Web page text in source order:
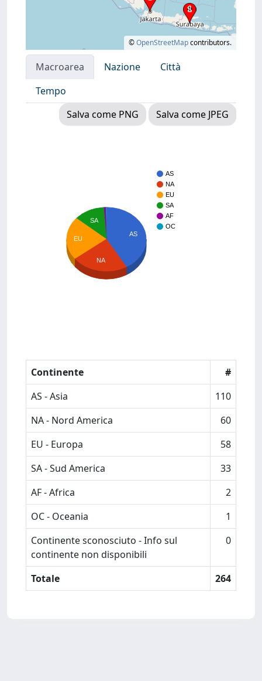
©OpenStreetMapcontributors.
Macroarea Nazione
Città
Tempo
Salva come PNG
Salva come JPEG
AS
NA
EU
SA
AF
OC
AS
SA
EU
NA
Continente
#
AS - Asia
110
NA - Nord America
60
EU - Europa
58
SA - Sud America
33
AF - Africa
2
OC - Oceania
1
Continente sconosciuto - Info sul
continente non disponibili
0
Totale 264